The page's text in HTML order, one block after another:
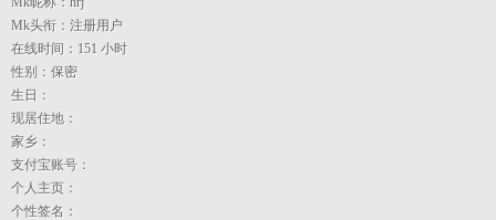
Mk头衔： 注册用户
在线时间： 151 小时
性别： 保密
生日：
现居住地：
家乡：
支付宝账号：
个人主页：
个性签名：